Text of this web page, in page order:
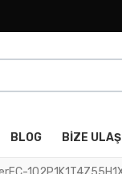
BLOG BIZE